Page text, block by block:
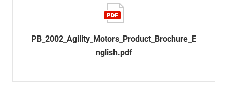
PB_2002_Agility_Motors_Product_Brochure_E
nglish.pdf